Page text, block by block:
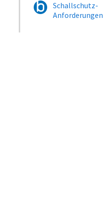
Schallschutz-
Anforderungen